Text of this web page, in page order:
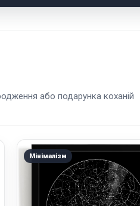
або подарунка коханій
Мінімалізм